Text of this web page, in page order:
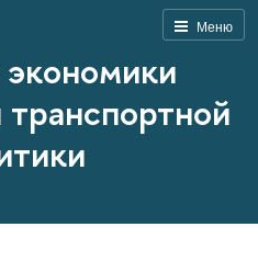
Меню